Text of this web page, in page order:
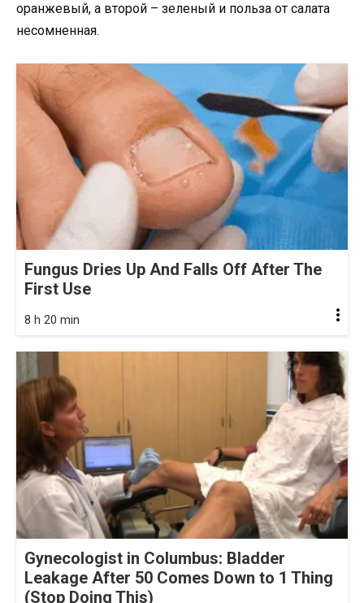
оранжевый, а второй – зеленый и польза от салата
несомненная.
Fungus Dries Up And Falls Off After The
First Use
8 h 20 min
Gynecologist in Columbus: Bladder
Leakage After 50 Comes Down to 1 Thing
(Stop Doing This)